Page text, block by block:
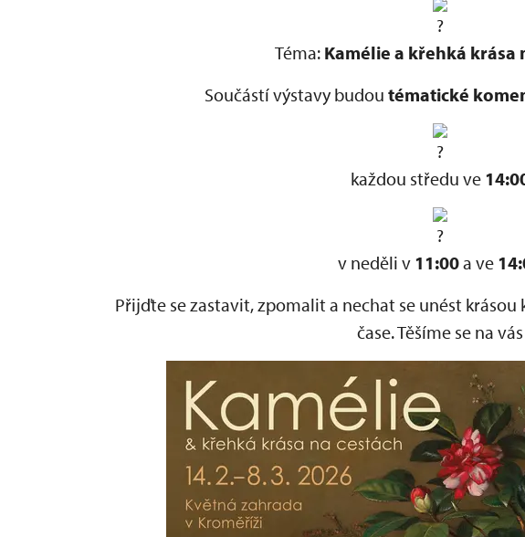
Téma: Kamélie a křehká krása
Součástí výstavy budou tématické
každou středu ve
v neděli v 11:00a ve
Přijďte se zastavit, zpomalit a nechat se unést
čase. Těšíme se na vás